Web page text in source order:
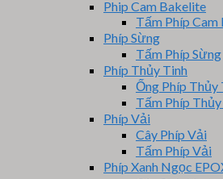
Phip Cam Bakelite
Tấm Phíp
Phíp Sừng
Tấm Phíp Sừng
Phíp Thủy Tinh
Ống Phíp Thủy
Tấm Phíp
Phíp Vải
Cây Phíp Vải
Tấm Phíp Vải
Phíp Xanh Ngọc